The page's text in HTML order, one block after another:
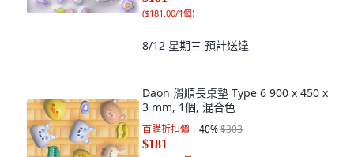
($181.00/1個)
8/12 星期三 預計送達
Daon 滑順長桌墊 Type 6 900 x 450 x
3 mm, 1個, 混合色
首購折扣價 40%$303
$181